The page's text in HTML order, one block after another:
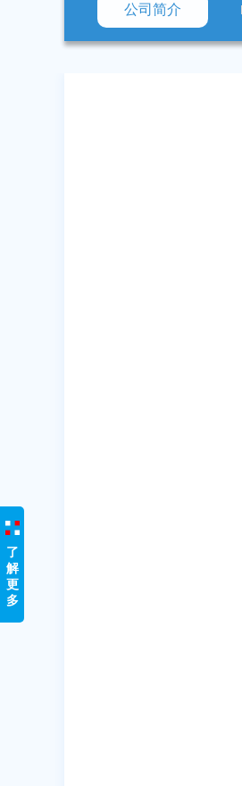
了
解
更
多
公司简介